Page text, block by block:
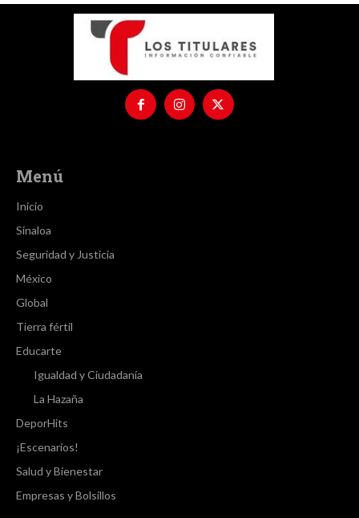
Menú
Inicio
Sinaloa
Seguridad y Justicia
México
Global
Tierra fértil
Educarte
Igualdad y Ciudadanía
La Hazaña
DeporHits
¡Escenarios!
Salud y Bienestar
Empresas y Bolsillos